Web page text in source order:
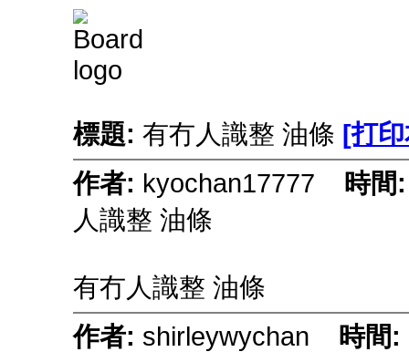
標題: 有冇人識整 油條 [打
作者: kyochan17777 時
人識整 油條
有冇人識整 油條
作者: shirleywychan 時間: